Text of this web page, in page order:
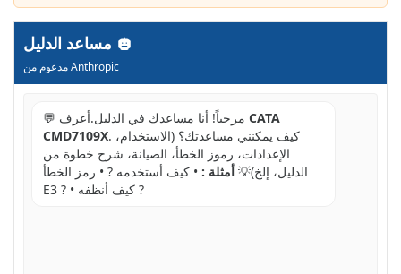
مدعوم من Anthropic
💬 مرحباً! أنا مساعدك في الدليل.أعرف CATA
CMD7109X. كيف يمكنني مساعدتك؟ (الاستخدام،
الإعدادات، رموز الخطأ، الصيانة، شرح خطوة من
الدليل، إلخ)💡 أمثلة : • كيف أستخدمه ? • رمز الخطأ
E3 ? • كيف أنظفه ?